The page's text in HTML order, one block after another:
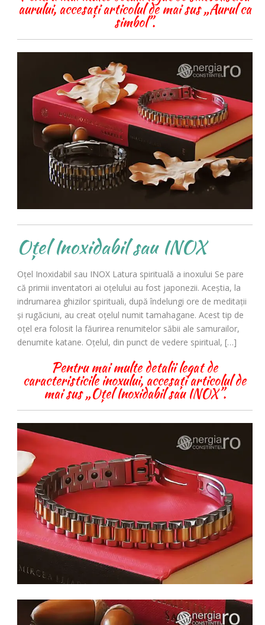
aurului, accesați articolul de mai sus „Aurul ca
simbol”.
Oțel Inoxidabil sau INOX
Oțel Inoxidabil sau INOX Latura spirituală a inoxului Se pare
că primii inventatori ai oțelului au fost japonezii. Aceștia, la
indrumarea ghizilor spirituali, după îndelungi ore de meditații
și rugăciuni, au creat oțelul numit tamahagane. Acest tip de
oțel era folosit la făurirea renumitelor săbii ale samurailor,
denumite katane. Oțelul, din punct de vedere spiritual, […]
Pentru mai multe detalii legat de
caracteristicile inoxului, accesați articolul de
mai sus „Oțel Inoxidabil sau INOX”.